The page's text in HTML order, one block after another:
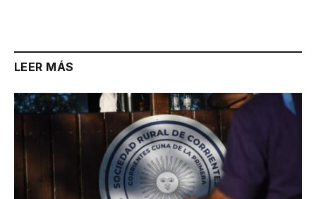
LEER MÁS